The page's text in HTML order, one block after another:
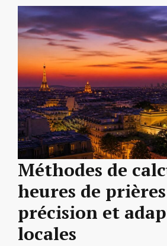
Méthodes de
heures de
précision et
locales